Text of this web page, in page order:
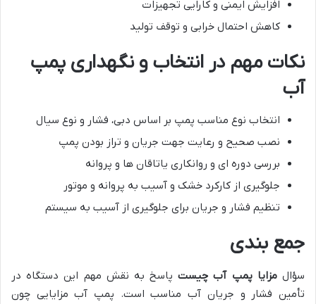
افزایش ایمنی و کارایی تجهیزات
کاهش احتمال خرابی و توقف تولید
نکات مهم در انتخاب و نگهداری پمپ
آب
انتخاب نوع مناسب پمپ بر اساس دبی، فشار و نوع سیال
نصب صحیح و رعایت جهت جریان و تراز بودن پمپ
بررسی دوره ای و روانکاری یاتاقان ها و پروانه
جلوگیری از کارکرد خشک و آسیب به پروانه و موتور
تنظیم فشار و جریان برای جلوگیری از آسیب به سیستم
جمع بندی
سؤالمزایا پمپ آب چیستپاسخ به نقش مهم این دستگاه در
تأمین فشار و جریان آب مناسب است. پمپ آب مزایایی چون